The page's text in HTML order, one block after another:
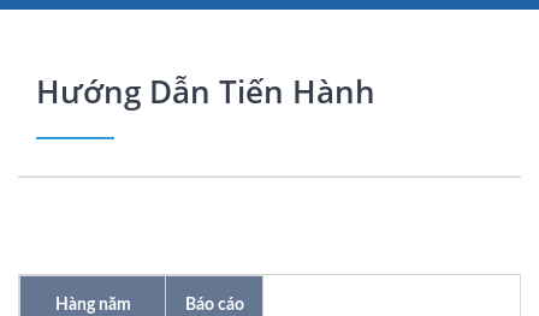
Hướng Dẫn Tiến Hành
Hàng năm Báo cáo